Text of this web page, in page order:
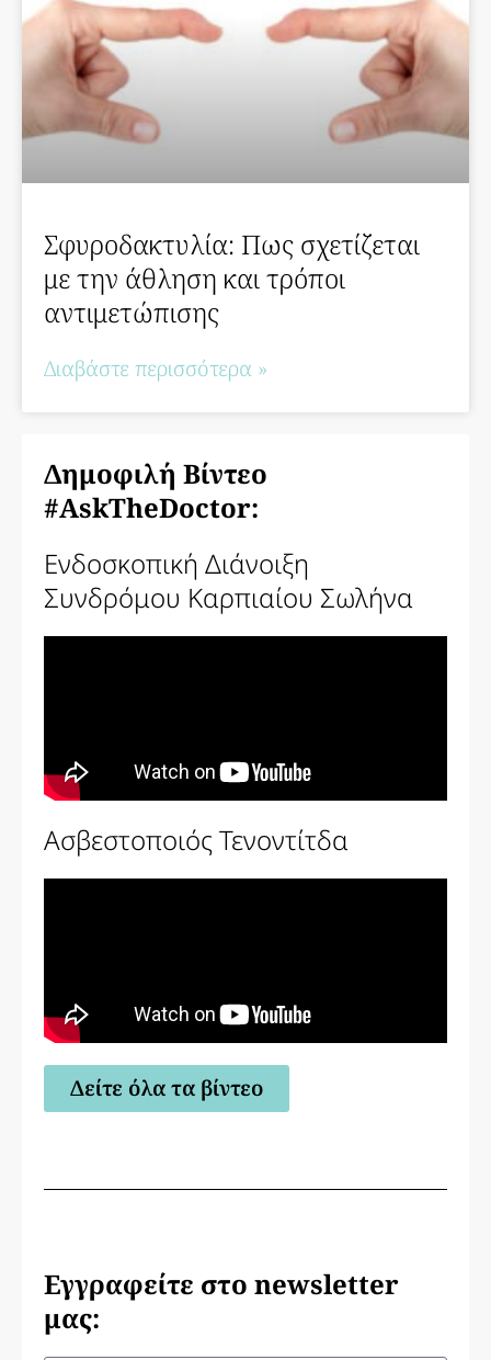
Σφυροδακτυλία: Πως σχετίζεται
με την άθληση και τρόποι
αντιμετώπισης
Διαβάστε περισσότερα »
Δημοφιλή Βίντεο
#AskTheDoctor:
Ενδοσκοπική Διάνοιξη
Συνδρόμου Καρπιαίου Σωλήνα
Ασβεστοποιός Τενοντίτδα
Δείτε όλα τα βίντεο
Εγγραφείτε στο newsletter
μας: